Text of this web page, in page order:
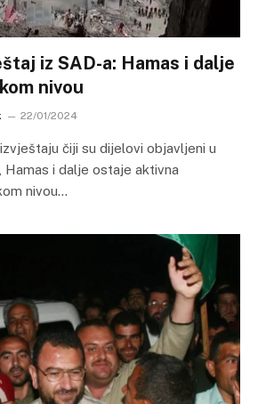
iz SAD-a: Hamas i dalje
nivou
22/01/2024
čiji su dijelovi objavljeni u
Hamas i dalje ostaje aktivna
nivou…